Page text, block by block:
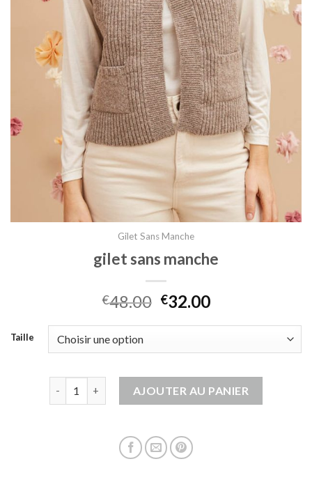
Gilet Sans Manche
gilet sans manche
€48.00 €32.00
Taille
AJOUTER AU PANIER